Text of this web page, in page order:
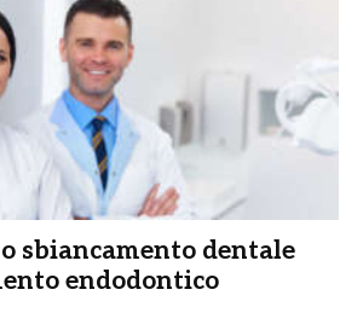
sbiancamento dentale
endodontico